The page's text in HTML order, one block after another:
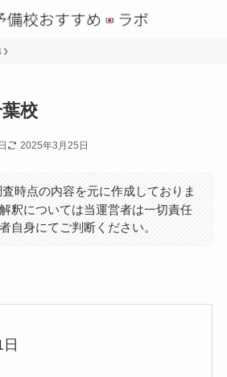
校
2025年3月25日
時点の内容を元に作成しておりま
釈については当運営者は一切責任
自身にてご判断ください。